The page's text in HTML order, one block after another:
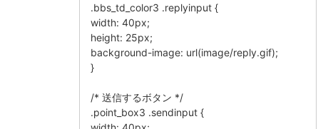
.bbs_td_color3 .replyinput {
width: 40px;
height: 25px;
background-image: url(image/reply.gif);
}
/* 送信するボタン */
.point_box3 .sendinput {